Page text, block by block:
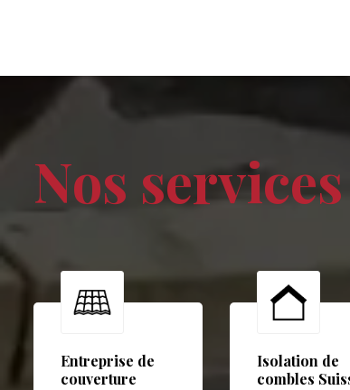
Nos services
Entreprise de
couverture
Isolation de
combles